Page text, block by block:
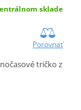
sklade
Porovnať
tričko z